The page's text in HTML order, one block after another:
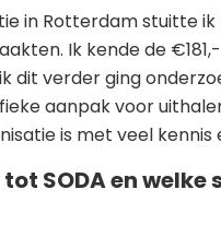
in Rotterdam
Ik kende de
dit verder ging
aanpak voor
is met veel kennis
SODA en